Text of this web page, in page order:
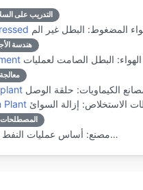
التدريب على
هندسة
معالجة
Plant
المصطلحات
مصنع: أساس عمليات النفط والغا…